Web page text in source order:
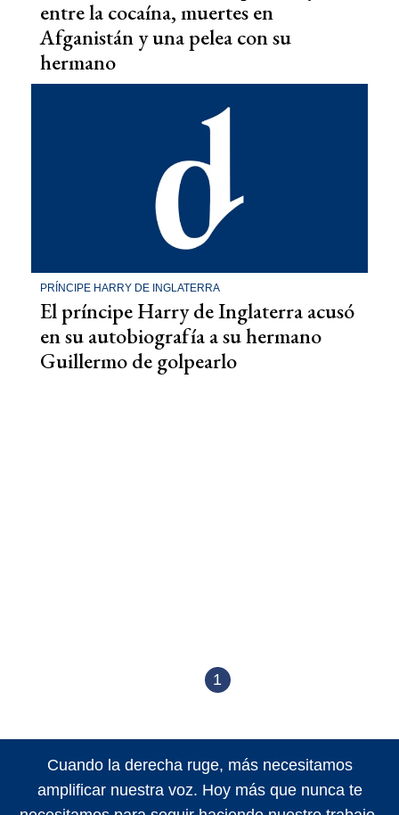
entre la cocaína, muertes en
Afganistán y una pelea con su
hermano
PRÍNCIPE HARRY DE INGLATERRA
El príncipe Harry de Inglaterra acusó
en su autobiografía a su hermano
Guillermo de golpearlo
1
Cuando la derecha ruge, más necesitamos
amplificar nuestra voz. Hoy más que nunca te